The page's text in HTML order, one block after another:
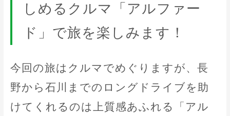
しめるクルマ「アルファー
ド」で旅を楽しみます！
今回の旅はクルマでめぐりますが、長
野から石川までのロングドライブを助
けてくれるのは上質感あふれる「アル